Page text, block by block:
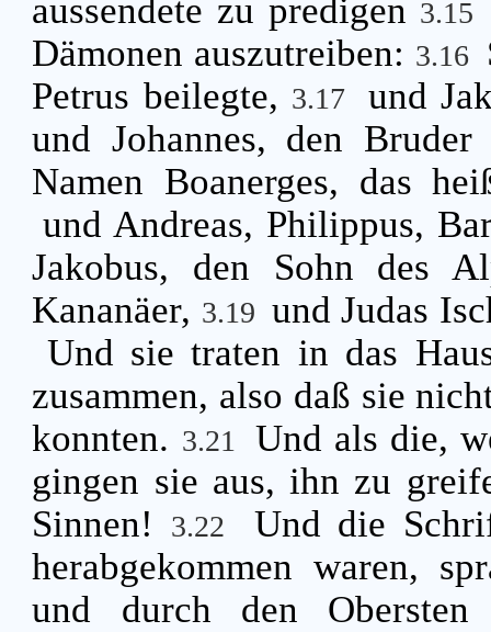
aussendete zu predigen 3.15
Dämonen auszutreiben: 3.16
Petrus beilegte, 3.17
und
und Johannes, den
Namen Boanerges, das
und Andreas, Philippus,
Jakobus, den Sohn des
Kananäer, 3.19 und Judas
Und sie traten in das
zusammen, also daß sie
konnten. 3.21
Und als die,
gingen sie aus, ihn zu
Sinnen!
3.22
Und die
herabgekommen waren,
und durch den